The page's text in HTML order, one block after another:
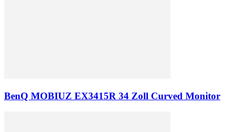
BenQ MOBIUZ EX3415R 34 Zoll Curved Monitor